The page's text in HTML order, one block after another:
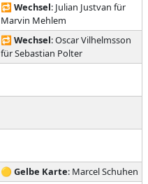
🔁 Wechsel: Julian Justvan für
Marvin Mehlem
🔁 Wechsel: Oscar Vilhelmsson
für Sebastian Polter
🟡 Gelbe Karte: Marcel Schuhen